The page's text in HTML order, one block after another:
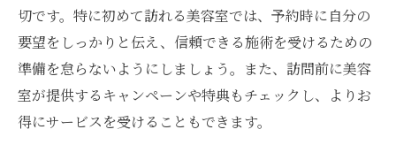
切です。特に初めて訪れる美容室では、予約時に自分の
要望をしっかりと伝え、信頼できる施術を受けるための
準備を怠らないようにしましょう。また、訪問前に美容
室が提供するキャンペーンや特典もチェックし、よりお
得にサービスを受けることもできます。